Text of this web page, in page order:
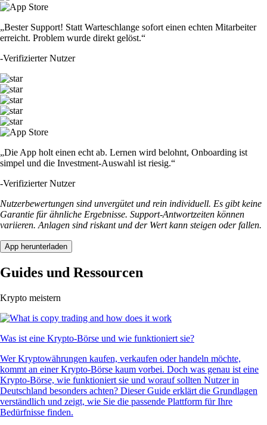
„Bester Support! Statt Warteschlange sofort einen echten Mitarbeiter
erreicht. Problem wurde direkt gelöst.“
-Verifizierter Nutzer
„Die App holt einen echt ab. Lernen wird belohnt, Onboarding ist
simpel und die Investment-Auswahl ist riesig.“
-Verifizierter Nutzer
Nutzerbewertungen sind unvergütet und rein individuell. Es gibt keine
Garantie für ähnliche Ergebnisse. Support-Antwortzeiten können
variieren. Anlagen sind riskant und der Wert kann steigen oder fallen.
App herunterladen
Guides und Ressourcen
Krypto meistern
Was ist eine Krypto-Börse und wie funktioniert sie?
Wer Kryptowährungen kaufen, verkaufen oder handeln möchte,
kommt an einer Krypto-Börse kaum vorbei. Doch was genau ist eine
Krypto-Börse, wie funktioniert sie und worauf sollten Nutzer in
Deutschland besonders achten? Dieser Guide erklärt die Grundlagen
verständlich und zeigt, wie Sie die passende Plattform für Ihre
Bedürfnisse finden.